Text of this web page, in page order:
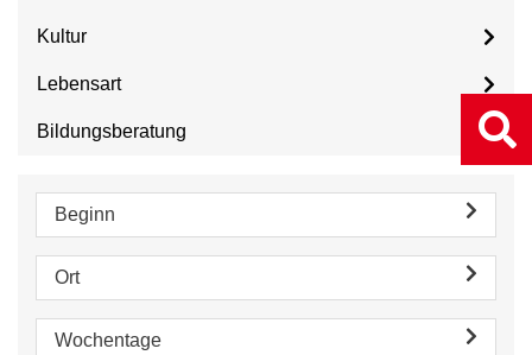
Kultur
Lebensart
Bildungsberatung
Beginn
Ort
Wochentage